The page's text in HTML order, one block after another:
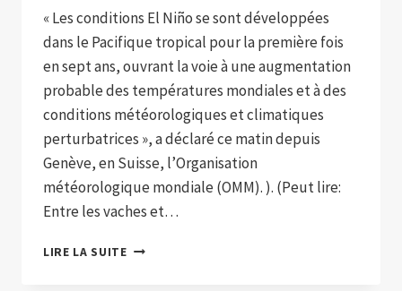
« Les conditions El Niño se sont développées
dans le Pacifique tropical pour la première fois
en sept ans, ouvrant la voie à une augmentation
probable des températures mondiales et à des
conditions météorologiques et climatiques
perturbatrices », a déclaré ce matin depuis
Genève, en Suisse, l’Organisation
météorologique mondiale (OMM). ). (Peut lire:
Entre les vaches et…
LIRE LA SUITEL’ORGANISATION